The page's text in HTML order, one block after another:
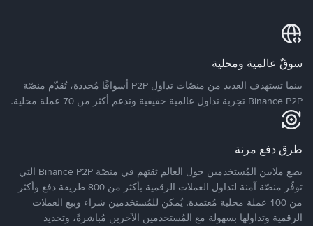
سوقٌ عالمية ومحلية
بينما تستهدف العديد من منصّات تداول P2P أسواقًا مُحددة، تُقدّم منصّة
Binance P2P تجربة تداول عالمية حقيقية وتدعم أكثر من 70 عملة محلية.
طرق دفع مرنة
يضع ملايين المُستخدمين حول العالم ثقتهم في منصّة Binance P2P التي
توفّر منصّة آمنة لتداول العملات الرقمية بأكثر من 800 طريقة دفع وأكثر
من 100 عملة محلية مُعتمدة. يُمكن للمُستخدمين شراء وبيع العملات
الرقمية وتداولها بسهولة مع المُستخدمين الآخرين مُباشرةً، وتحديد